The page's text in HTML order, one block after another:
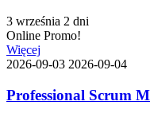
3 września 2 dni
Online Promo!
Więcej
2026-09-03 2026-09-04
Professional Scrum